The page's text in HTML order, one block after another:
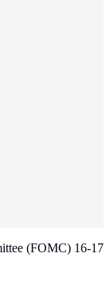
(FOMC) 16-17